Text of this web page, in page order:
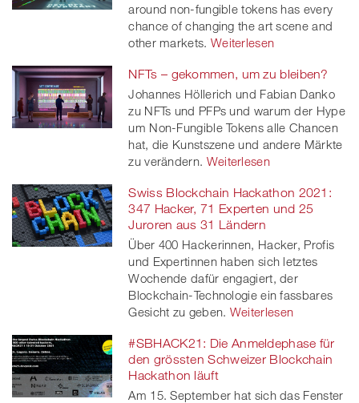
around non-fungible tokens has every
chance of changing the art scene and
other markets. Weiterlesen
NFTs – gekommen, um zu bleiben?
Johannes Höllerich und Fabian Danko
zu NFTs und PFPs und warum der Hype
um Non-Fungible Tokens alle Chancen
hat, die Kunstszene und andere Märkte
zu verändern. Weiterlesen
Swiss Blockchain Hackathon 2021:
347 Hacker, 71 Experten und 25
Juroren aus 31 Ländern
Über 400 Hackerinnen, Hacker, Profis
und Expertinnen haben sich letztes
Wochende dafür engagiert, der
Blockchain-Technologie ein fassbares
Gesicht zu geben. Weiterlesen
#SBHACK21: Die Anmeldephase für
den grössten Schweizer Blockchain
Hackathon läuft
Am 15. September hat sich das Fenster